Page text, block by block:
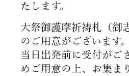
たします。
大祭御護摩祈祷札（御
のご用意がございます。
当日出発前に受付がご
めご用意の上、お集ま